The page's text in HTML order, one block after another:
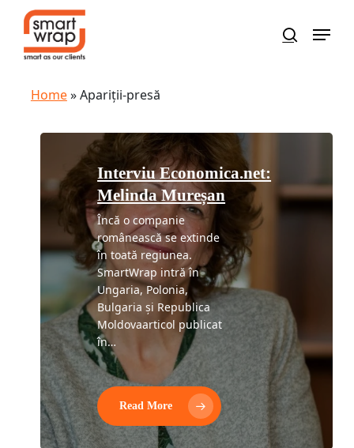
main
content
Home»Apariții-presă
Interviu Economica.net:
Melinda Mureșan
Încă o companie
românească se extinde
în toată regiunea.
SmartWrap intră în
Ungaria, Polonia,
Bulgaria și Republica
Moldovaarticol publicat
în…
Read More